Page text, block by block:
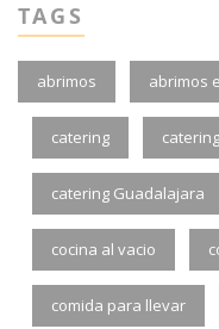
TAGS
abrimos abrimos
catering
catering Guadalajara
cocina al vacio
comida para llevar